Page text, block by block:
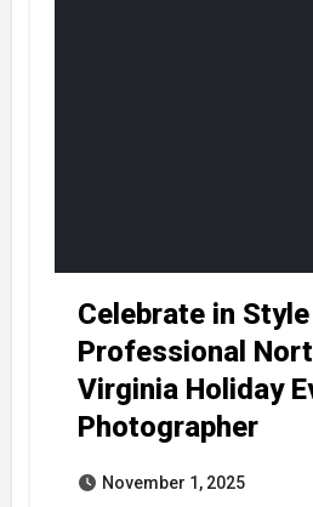
Celebrate in
Professional
Virginia Holiday
Photographer
November 1, 2025